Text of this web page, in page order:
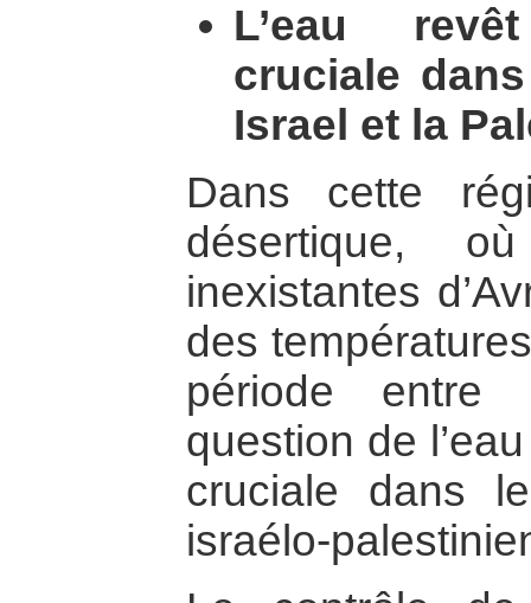
L’eau
cruciale
Israel et la
Dans cette
désertique,
inexistantes
des
période
question de
cruciale dans
israélo-